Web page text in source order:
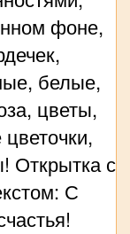
фоне,
белые,
цветы,
Открытка с
С